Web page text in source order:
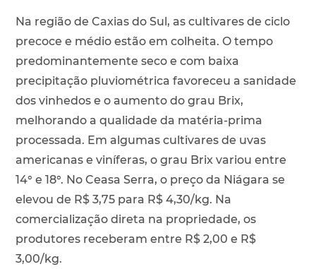
Na região de Caxias do Sul, as cultivares de ciclo
precoce e médio estão em colheita. O tempo
predominantemente seco e com baixa
precipitação pluviométrica favoreceu a sanidade
dos vinhedos e o aumento do grau Brix,
melhorando a qualidade da matéria-prima
processada. Em algumas cultivares de uvas
americanas e viníferas, o grau Brix variou entre
14° e 18°. No Ceasa Serra, o preço da Niágara se
elevou de R$ 3,75 para R$ 4,30/kg. Na
comercialização direta na propriedade, os
produtores receberam entre R$ 2,00 e R$
3,00/kg.